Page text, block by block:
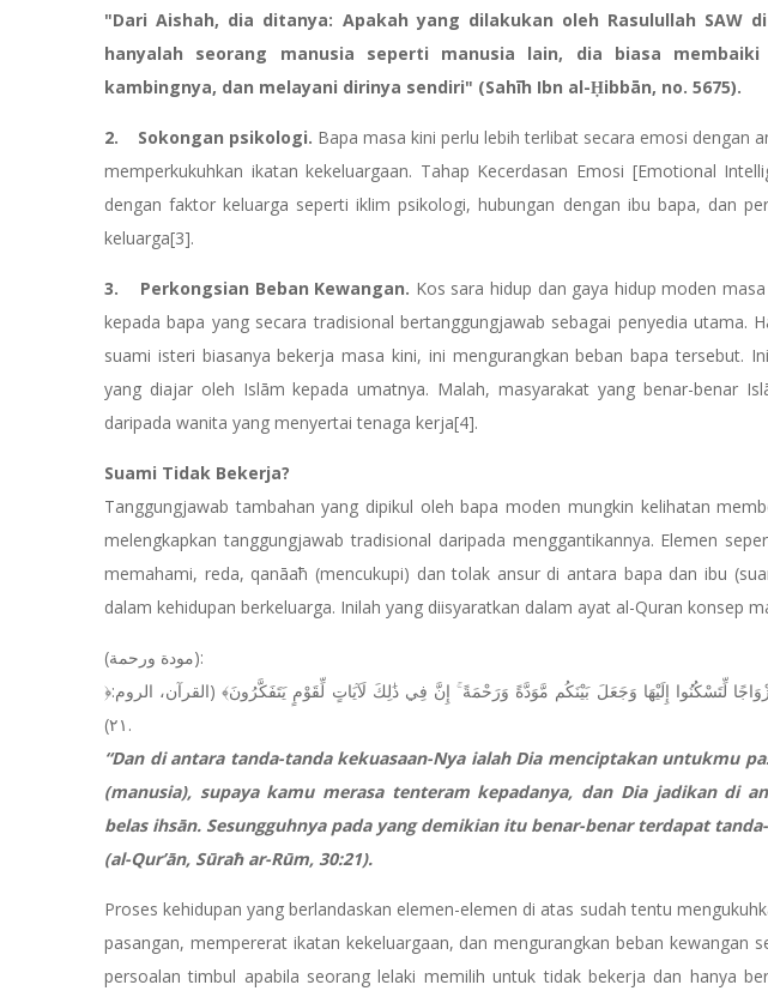
"Dari Aishah, dia ditanya: Apakah yang dilakukan oleh Rasulullah SAW
hanyalah seorang manusia seperti manusia lain, dia biasa membaiki
kambingnya, dan melayani dirinya sendiri" (Sahīh Ibn al-Ḥibbān, no. 5675).
2. Sokongan psikologi. Bapa masa kini perlu lebih terlibat secara emosi dengan
memperkukuhkan ikatan kekeluargaan. Tahap Kecerdasan Emosi [Emotional
dengan faktor keluarga seperti iklim psikologi, hubungan dengan ibu bapa, dan
keluarga[3].
3. Perkongsian Beban Kewangan. Kos sara hidup dan gaya hidup moden
kepada bapa yang secara tradisional bertanggungjawab sebagai penyedia utama.
suami isteri biasanya bekerja masa kini, ini mengurangkan beban bapa tersebut.
yang diajar oleh Islām kepada umatnya. Malah, masyarakat yang benar-benar
daripada wanita yang menyertai tenaga kerja[4].
Suami Tidak Bekerja?
Tanggungjawab tambahan yang dipikul oleh bapa moden mungkin kelihatan
melengkapkan tanggungjawab tradisional daripada menggantikannya. Elemen
memahami, reda, qanāaћ (mencukupi) dan tolak ansur di antara bapa dan ibu
dalam kehidupan berkeluarga. Inilah yang diisyaratkan dalam ayat al-Quran konsep
(مودة ورحمة):
﴿وَمِنْ آيَاتِهِ أَنْ خَلَقَ لَكُم مِّنْ أَنفُسِكُمْ أَزْوَاجًا لِّتَسْكُنُوا إِلَيْهَا وَجَعَلَ بَيْنَكُم مَّوَدَّةً وَرَحْمَةً ۚ إِنَّ فِي ذَٰلِكَ لَآيَاتٍ لِّقَوْمٍ يَتَفَكَّرُونَ﴾ (القرآن، الروم:
٢١).
“Dan di antara tanda-tanda kekuasaan-Nya ialah Dia menciptakan untukmu
(manusia), supaya kamu merasa tenteram kepadanya, dan Dia jadikan di
belas ihsān. Sesungguhnya pada yang demikian itu benar-benar terdapat
(al-Qur’ān, Sūraћ ar-Rūm, 30:21).
Proses kehidupan yang berlandaskan elemen-elemen di atas sudah tentu
pasangan, mempererat ikatan kekeluargaan, dan mengurangkan beban kewangan
persoalan timbul apabila seorang lelaki memilih untuk tidak bekerja dan hanya